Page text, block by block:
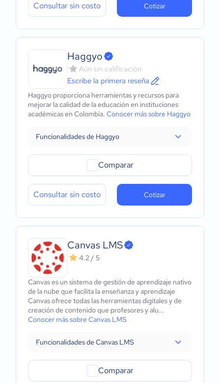
Consultar sin costo Cotizar
Haggyo
Aún sin calificación
Escribe la primera reseña
Haggyo proporciona herramientas y recursos para
mejorar la calidad de la educación en instituciones
académicas en Colombia. Conocer más sobre Haggyo
Funcionalidades de Haggyo
Comparar
Consultar sin costo Cotizar
Canvas LMS
4.2 / 5
Canvas es un sistema de gestión de aprendizaje nativo
de la nube que facilita la enseñanza y aprendizaje
Canvas ofrece todas las herramientas digitales y de
creación de contenido que profesores y alu...
Conocer más sobre Canvas LMS
Funcionalidades de Canvas LMS
Comparar